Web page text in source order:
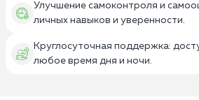
Улучшение самоконтроля и
личных навыков и уверенности.
Круглосуточная поддержка:
любое время дня и ночи.